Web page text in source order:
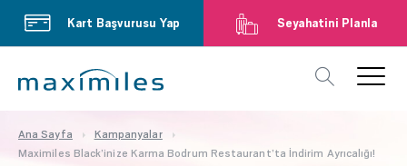
Kart Başvurusu Yap Seyahatini Planla
Ana Sayfa
Kampanyalar
Maximiles Black’inize Karma Bodrum Restaurant’ta İndirim Ayrıcalığı!